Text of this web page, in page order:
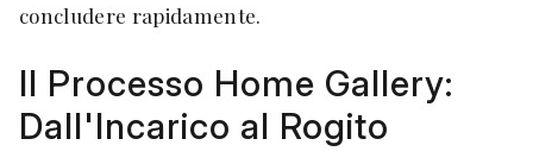
concludere rapidamente.
Il Processo Home Gallery:
Dall'Incarico al Rogito